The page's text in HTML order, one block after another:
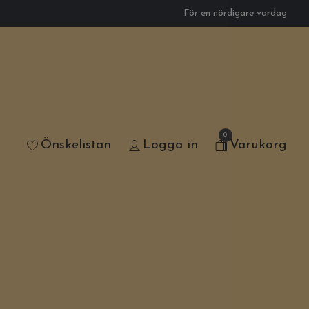
För en nördigare vardag
Önskelistan Logga in
0
Varukorg